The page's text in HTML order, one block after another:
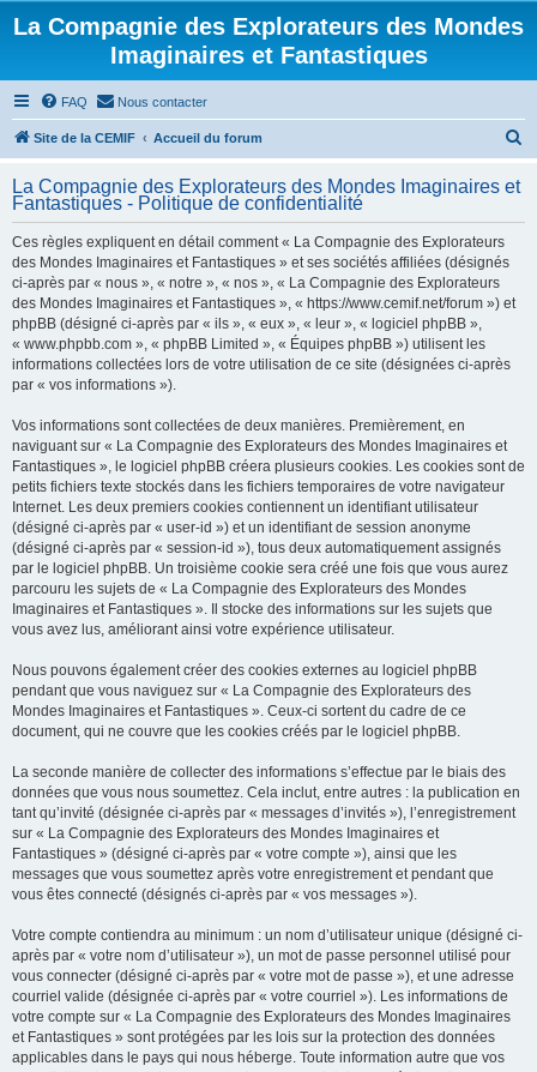
La Compagnie des Explorateurs des Mondes
Imaginaires et Fantastiques
FAQ Nous contacter
Site de la CEMIF Accueil du forum
h
La Compagnie des Explorateurs des Mondes Imaginaires et
Fantastiques - Politique de confidentialité
Ces règles expliquent en détail comment « La Compagnie des Explorateurs
des Mondes Imaginaires et Fantastiques » et ses sociétés affiliées (désignés
ci-après par « nous », « notre », « nos », « La Compagnie des Explorateurs
des Mondes Imaginaires et Fantastiques », « https://www.cemif.net/forum ») et
phpBB (désigné ci-après par « ils », « eux », « leur », « logiciel phpBB »,
« www.phpbb.com », « phpBB Limited », « Équipes phpBB ») utilisent les
informations collectées lors de votre utilisation de ce site (désignées ci-après
par « vos informations »).
Vos informations sont collectées de deux manières. Premièrement, en
naviguant sur « La Compagnie des Explorateurs des Mondes Imaginaires et
Fantastiques », le logiciel phpBB créera plusieurs cookies. Les cookies sont de
petits fichiers texte stockés dans les fichiers temporaires de votre navigateur
Internet. Les deux premiers cookies contiennent un identifiant utilisateur
(désigné ci-après par « user-id ») et un identifiant de session anonyme
(désigné ci-après par « session-id »), tous deux automatiquement assignés
par le logiciel phpBB. Un troisième cookie sera créé une fois que vous aurez
parcouru les sujets de « La Compagnie des Explorateurs des Mondes
Imaginaires et Fantastiques ». Il stocke des informations sur les sujets que
vous avez lus, améliorant ainsi votre expérience utilisateur.
Nous pouvons également créer des cookies externes au logiciel phpBB
pendant que vous naviguez sur « La Compagnie des Explorateurs des
Mondes Imaginaires et Fantastiques ». Ceux-ci sortent du cadre de ce
document, qui ne couvre que les cookies créés par le logiciel phpBB.
La seconde manière de collecter des informations s’effectue par le biais des
données que vous nous soumettez. Cela inclut, entre autres : la publication en
tant qu’invité (désignée ci-après par « messages d’invités »), l’enregistrement
sur « La Compagnie des Explorateurs des Mondes Imaginaires et
Fantastiques » (désigné ci-après par « votre compte »), ainsi que les
messages que vous soumettez après votre enregistrement et pendant que
vous êtes connecté (désignés ci-après par « vos messages »).
Votre compte contiendra au minimum : un nom d’utilisateur unique (désigné ci-
après par « votre nom d’utilisateur »), un mot de passe personnel utilisé pour
vous connecter (désigné ci-après par « votre mot de passe »), et une adresse
courriel valide (désignée ci-après par « votre courriel »). Les informations de
votre compte sur « La Compagnie des Explorateurs des Mondes Imaginaires
et Fantastiques » sont protégées par les lois sur la protection des données
applicables dans le pays qui nous héberge. Toute information autre que vos